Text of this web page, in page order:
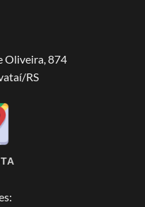
Oliveira, 874
RS